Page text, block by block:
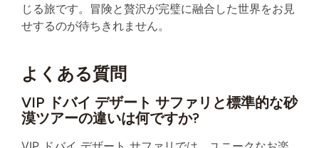
じる旅です。冒険と贅沢が完璧に融合した世界をお見
せするのが待ちきれません。
よくある質問
VIP ドバイ デザート サファリと標準的な砂
漠ツアーの違いは何ですか?